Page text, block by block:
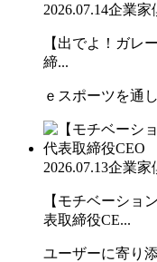
2026.07.14企業家
【出でよ！ガレ
締...
ｅスポーツを通
2026.07.13企業家
【モチベーショ
表取締役CE...
ユーザーに寄り